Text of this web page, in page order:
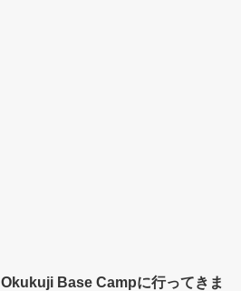
Okukuji Base Campに行ってきま